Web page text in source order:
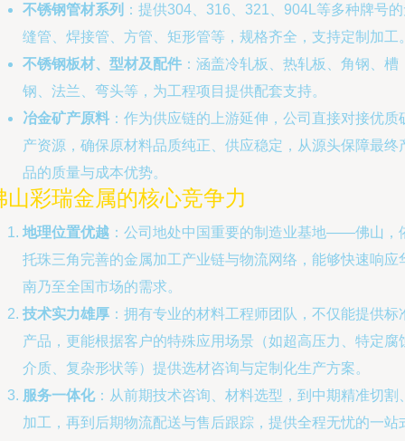
不锈钢管材系列 ：提供304、316、321、904L等多种牌号
缝管、焊接管、方管、矩形管等，规格齐全，支持定制加工
不锈钢板材、型材及配件 ：涵盖冷轧板、热轧板、角钢、槽
钢、法兰、弯头等，为工程项目提供配套支持。
冶金矿产原料 ：作为供应链的上游延伸，公司直接对接优质
产资源，确保原材料品质纯正、供应稳定，从源头保障最终
品的质量与成本优势。
山彩瑞金属的核心竞争力
地理位置优越 ：公司地处中国重要的制造业基地——佛山，
托珠三角完善的金属加工产业链与物流网络，能够快速响应
南乃至全国市场的需求。
技术实力雄厚 ：拥有专业的材料工程师团队，不仅能提供标
产品，更能根据客户的特殊应用场景（如超高压力、特定腐
介质、复杂形状等）提供选材咨询与定制化生产方案。
服务一体化：从前期技术咨询、材料选型，到中期精准切割
加工，再到后期物流配送与售后跟踪，提供全程无忧的一站